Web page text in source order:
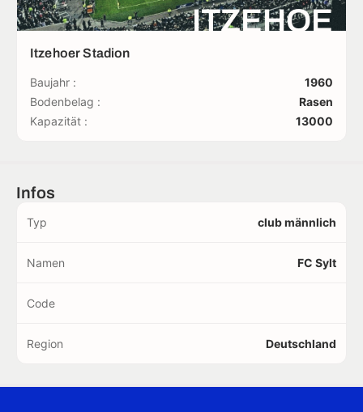
ITZEHOE
Itzehoer Stadion
Baujahr :
1960
Bodenbelag :
Rasen
Kapazität :
13000
Infos
Typ club männlich
Namen FC Sylt
Code
Region Deutschland